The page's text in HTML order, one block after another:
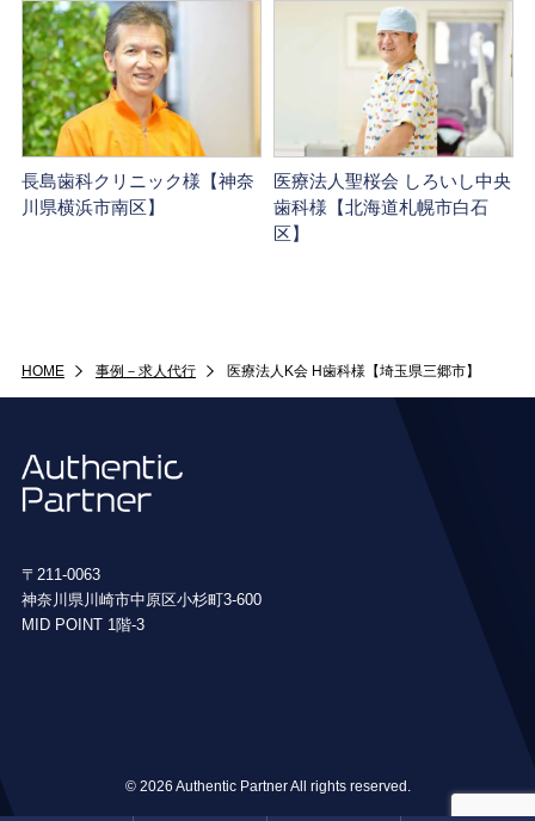
長島歯科クリニック様【神奈
川県横浜市南区】
医療法人聖桜会 しろいし中央
歯科様【北海道札幌市白石
区】
HOME 事例－求人代行 医療法人K会 H歯科様【埼玉県三郷市】
〒211-0063
神奈川県川崎市中原区小杉町3-600
MID POINT 1階-3
© 2026 Authentic Partner All rights reserved.